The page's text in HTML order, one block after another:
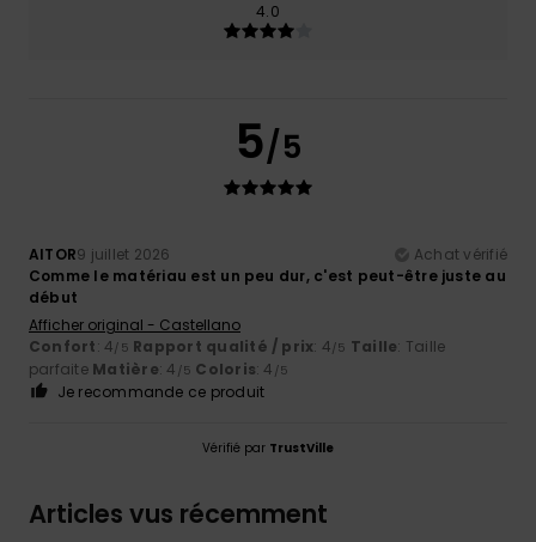
4.0
5/5
AITOR9 juillet 2026
Achat vérifié
Comme le matériau est un peu dur, c'est peut-être juste au
début
Afficher original - Castellano
Confort: 4/5 Rapport qualité / prix: 4/5 Taille: Taille
parfaite Matière: 4 /5 Coloris: 4 /5
Je recommande ce produit
Vérifié par TrustVille
Articles vus récemment